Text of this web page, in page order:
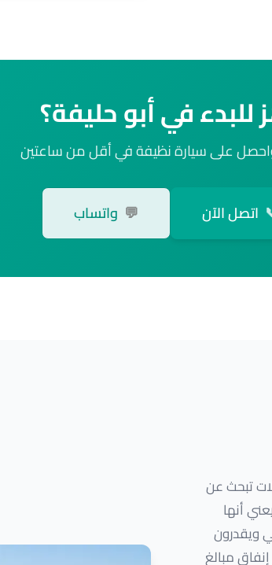
للبدء في أبو حليفة؟
على سيارة نظيفة في أقل من ساعتين
اتصل الآن 💬 واتساب
تبحث عن
أنها
ويقدرون
مبالغ